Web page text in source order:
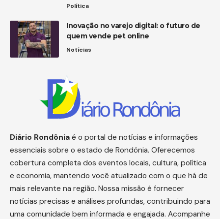
Política
Inovação no varejo digital: o futuro de
quem vende pet online
Notícias
Diário Rondôniaé o portal de notícias e informações
essenciais sobre o estado de Rondônia. Oferecemos
cobertura completa dos eventos locais, cultura, política
e economia, mantendo você atualizado com o que há de
mais relevante na região. Nossa missão é fornecer
notícias precisas e análises profundas, contribuindo para
uma comunidade bem informada e engajada. Acompanhe